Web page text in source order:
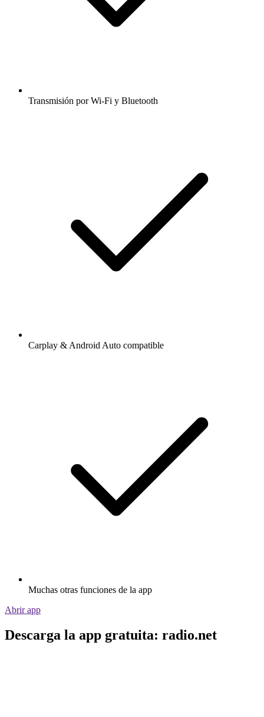
Transmisión por Wi-Fi y Bluetooth
Carplay & Android Auto compatible
Muchas otras funciones de la app
Abrir app
Descarga la app gratuita: radio.net